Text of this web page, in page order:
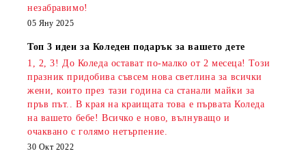
незабравимо!
05 Яну 2025
Топ 3 идеи за Коледен подарък за вашето дете
1, 2, 3! До Коледа остават по-малко от 2 месеца! Този
празник придобива съвсем нова светлина за всички
жени, които през тази година са станали майки за
пръв път.. В края на краищата това е първата Коледа
на вашето бебе! Всичко е ново, вълнуващо и
очаквано с голямо нетърпение.
30 Окт 2022